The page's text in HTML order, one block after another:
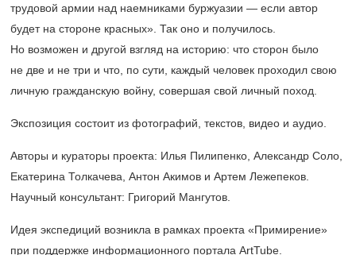
трудовой армии над наемниками буржуазии — если автор
будет на стороне красных». Так оно и получилось.
Но возможен и другой взгляд на историю: что сторон было
не две и не три и что, по сути, каждый человек проходил свою
личную гражданскую войну, совершая свой личный поход.
Экспозиция состоит из фотографий, текстов, видео и аудио.
Авторы и кураторы проекта: Илья Пилипенко, Александр Соло,
Екатерина Толкачева, Антон Акимов и Артем Лежепеков.
Научный консультант: Григорий Мангутов.
Идея экспедиций возникла в рамках проекта «Примирение»
при поддержке информационного портала ArtTube.